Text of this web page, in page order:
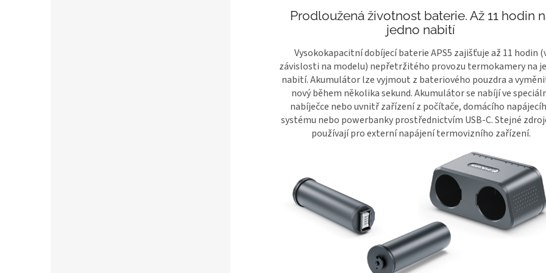
Prodloužená životnost baterie. Až 11 hodin
jedno nabití
Vysokokapacitní dobíjecí baterie APS5 zajišťuje až 11 hodin
závislosti na modelu) nepřetržitého provozu termokamery na
nabití. Akumulátor lze vyjmout z bateriového pouzdra a
nový během několika sekund. Akumulátor se nabíjí ve
nabíječce nebo uvnitř zařízení z počítače, domácího
systému nebo powerbanky prostřednictvím USB-C. Stejné
používají pro externí napájení termovizního zařízení.